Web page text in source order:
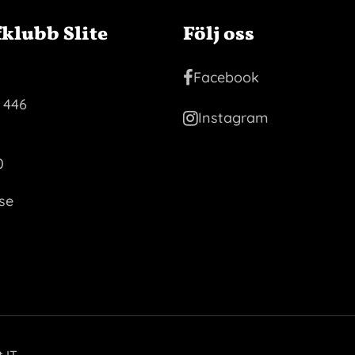
Slite Följ oss
Facebook
Instagram